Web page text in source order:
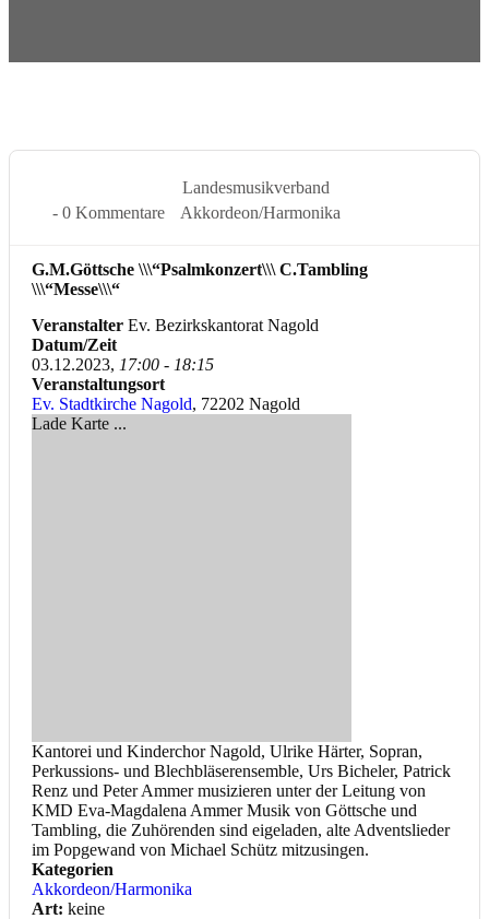
Landesmusikverband
- 0 Kommentare
Akkordeon/Harmonika
G.M.Göttsche \\\“Psalmkonzert\\\ C.Tambling
\\\“Messe\\\“
Veranstalter Ev. Bezirkskantorat Nagold
Datum/Zeit
03.12.2023, 17:00 - 18:15
Veranstaltungsort
Ev. Stadtkirche Nagold, 72202 Nagold
Lade Karte ...
Kantorei und Kinderchor Nagold, Ulrike Härter, Sopran,
Perkussions- und Blechbläserensemble, Urs Bicheler, Patrick
Renz und Peter Ammer musizieren unter der Leitung von
KMD Eva-Magdalena Ammer Musik von Göttsche und
Tambling, die Zuhörenden sind eigeladen, alte Adventslieder
im Popgewand von Michael Schütz mitzusingen.
Kategorien
Akkordeon/Harmonika
Art: keine